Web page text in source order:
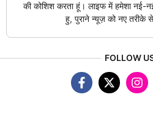
की कोशिश करता हूं। लाइफ में हमेशा नई-
हु, पुराने न्यूज़ को नए तरीके
FOLLOW